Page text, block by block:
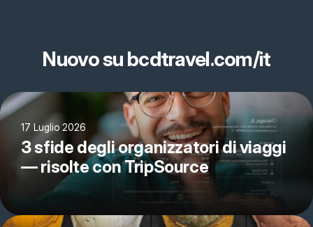
Nuovo su bcdtravel.com/it
17 Luglio 2026
3 sfide degli organizzatori di viaggi
— risolte con TripSource